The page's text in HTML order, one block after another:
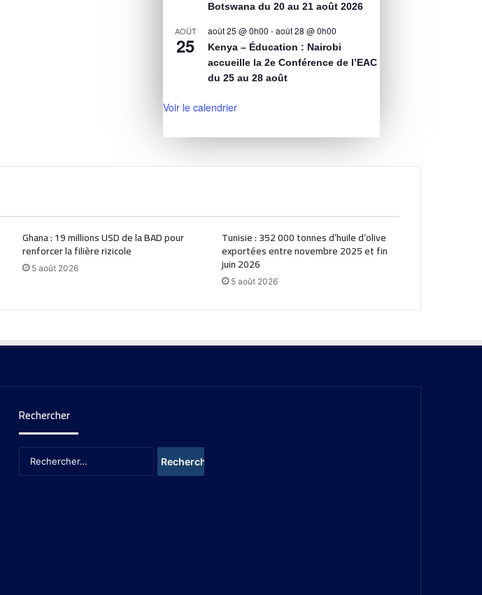
Botswana du 20 au 21 août 2026
AOÛT
25
août 25 @ 0h00 -août 28 @ 0h00
Kenya – Éducation : Nairobi
accueille la 2e Conférence de l’EAC
du 25 au 28 août
Voir le calendrier
Ghana : 19 millions USD de la BAD pour
renforcer la filière rizicole
5 août 2026
Tunisie : 352 000 tonnes d’huile d’olive
exportées entre novembre 2025 et fin
juin 2026
5 août 2026
Rechercher